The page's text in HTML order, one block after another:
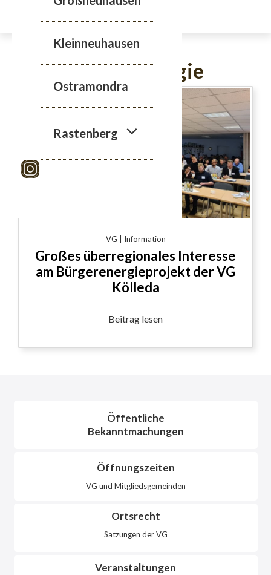
Kleinneuhausen
Ostramondra
Rastenberg
erneuerbare Energie
VG | Information
Großes überregionales Interesse
am Bürgerenergieprojekt der VG
Kölleda
Beitrag lesen
Öffentliche
Bekanntmachungen
Öffnungszeiten
VG und Mitgliedsgemeinden
Ortsrecht
Satzungen der VG
Veranstaltungen